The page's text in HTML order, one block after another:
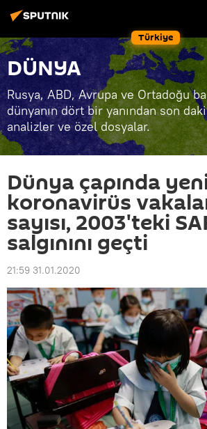
Türkiye
DÜNYA
Rusya, ABD, Avrupa ve Ortadoğu
dünyanın dört bir yanından son
analizler ve özel dosyalar.
Dünya çapında
koronavirüs
sayısı, 2003'teki
salgınını geçti
21:59 31.01.2020